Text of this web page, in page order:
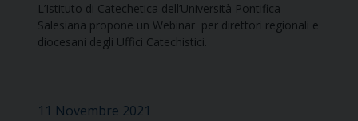
L’Istituto di Catechetica dell’Università Pontifica
Salesiana propone un Webinar per direttori regionali e
diocesani degli Uffici Catechistici.
11 Novembre 2021